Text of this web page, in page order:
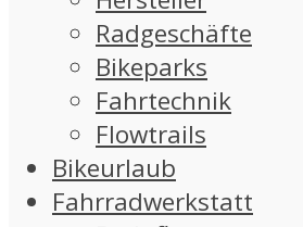
Radgeschäfte
Bikeparks
Fahrtechnik
Flowtrails
Bikeurlaub
Fahrradwerkstatt